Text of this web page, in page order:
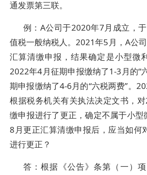
通发票第三联。
例：A公司于2020年7月成立，
值税一般纳税人。2021年5月，A公
汇算清缴申报，结果确定是小型微
2022年4月征期申报缴纳了1-3月的“
期申报缴纳了4-6月的“六税两费”。
根据税务机关有关执法决定文书，
缴申报进行了更正，确定不属于小型
8月更正汇算清缴申报后，应当如何
进行更正？
答：根据《公告》条第（一）